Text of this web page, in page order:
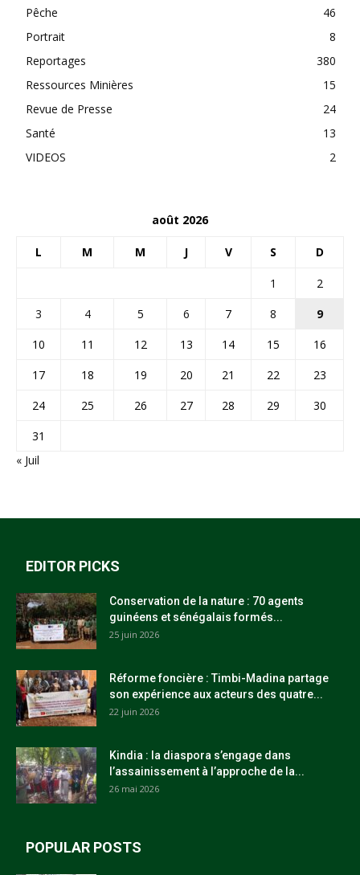
Pêche
46
Portrait
8
Reportages
380
Ressources Minières
15
Revue de Presse
24
Santé
13
VIDEOS
2
août 2026
L M M J V S D
1
2
3
4 5 6 7 8
9
10
11 12 13 14 15
16
17
18 19 20 21 22
23
24
25 26 27 28 29
30
31
« Juil
EDITOR PICKS
Conservation de la nature : 70 agents
guinéens et sénégalais formés...
25 juin 2026
Réforme foncière : Timbi-Madina partage
son expérience aux acteurs des quatre...
22 juin 2026
Kindia : la diaspora s’engage dans
l’assainissement à l’approche de la...
26 mai 2026
POPULAR POSTS